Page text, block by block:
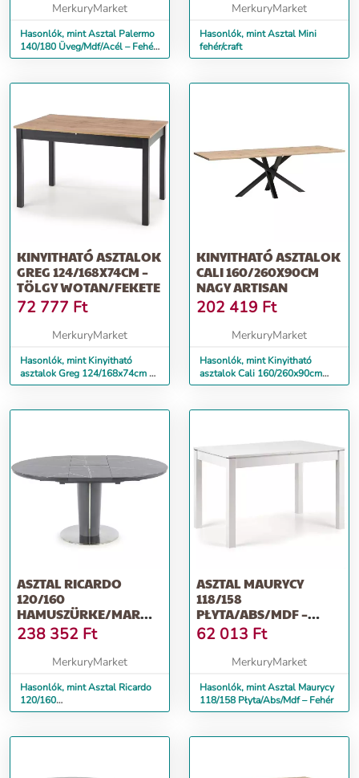
MerkuryMarket
Hasonlók, mint Asztal Palermo
140/180 Üveg/Mdf/Acél – Fehér
Mat
MerkuryMarket
Hasonlók, mint Asztal Mini
fehér/craft
KINYITHATÓ ASZTALOK
GREG 124/168X74CM –
TÖLGY WOTAN/FEKETE
72 777 Ft
MerkuryMarket
Hasonlók, mint Kinyitható
asztalok Greg 124/168x74cm –
Tölgy Wotan/Fekete
KINYITHATÓ ASZTALOK
CALI 160/260X90CM
NAGY ARTISAN
202 419 Ft
MerkuryMarket
Hasonlók, mint Kinyitható
asztalok Cali 160/260x90cm
nagy artisan
ASZTAL RICARDO
120/160
HAMUSZÜRKE/MARMUR/SÖTÉT
HAMUSZÜRKE
238 352 Ft
MerkuryMarket
Hasonlók, mint Asztal Ricardo
120/160
Hamuszürke/Marmur/Sötét
ASZTAL MAURYCY
118/158
PŁYTA/ABS/MDF –
FEHÉR
62 013 Ft
MerkuryMarket
Hasonlók, mint Asztal Maurycy
118/158 Płyta/Abs/Mdf – Fehér